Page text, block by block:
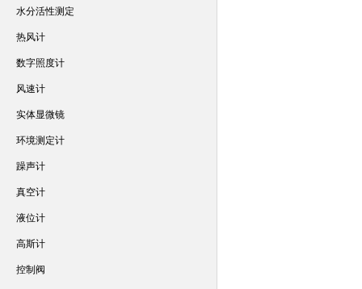
水分活性测定
热风计
数字照度计
风速计
实体显微镜
环境测定计
躁声计
真空计
液位计
高斯计
控制阀